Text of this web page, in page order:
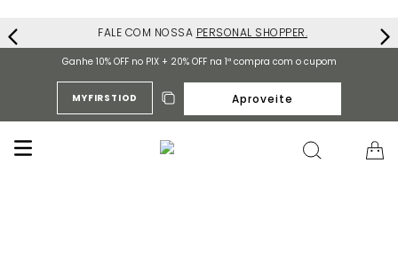
FALE COM NOSSA PERSONAL SHOPPER.
Ganhe 10% OFF no PIX + 20% OFF na 1ª compra com o cupom
MYFIRSTIOD Aproveite